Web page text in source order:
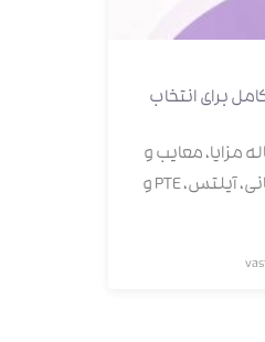
برای انتخاب
مزایا، معایب و
تفاوت این دو روش را برای یادگیری انگلیسی، آلمانی، آیلتس، PTE و